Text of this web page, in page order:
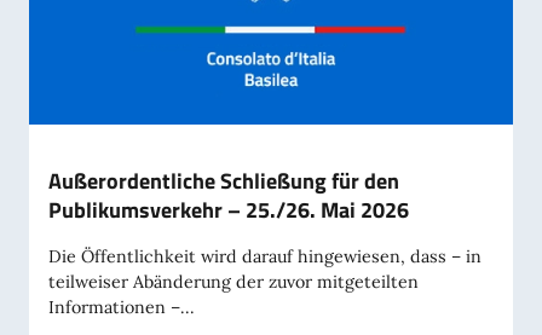
Außerordentliche Schließung für den
Publikumsverkehr – 25./26. Mai 2026
Die Öffentlichkeit wird darauf hingewiesen, dass – in
teilweiser Abänderung der zuvor mitgeteilten
Informationen –...